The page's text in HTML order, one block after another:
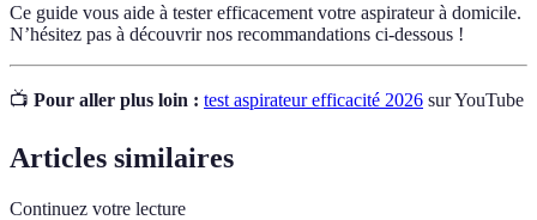
Ce guide vous aide à tester efficacement votre aspirateur à domicile.
N’hésitez pas à découvrir nos recommandations ci-dessous !
📺 Pour aller plus loin : test aspirateur efficacité 2026 sur YouTube
Articles similaires
Continuez votre lecture